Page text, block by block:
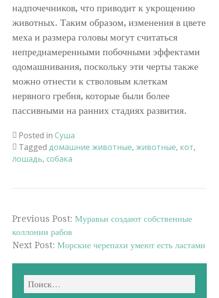
надпочечников, что приводит к укрощению
животных. Таким образом, изменения в цвете
меха и размера головы могут считаться
непреднамеренными побочными эффектами
одомашнивания, поскольку эти черты также
можно отнести к стволовым клеткам
нервного гребня, которые были более
пассивными на ранних стадиях развития.
Posted in Суша
Tagged домашние животные, животные, кот,
лошадь, собака
Previous Post: Муравьи создают собственные
коллонии рабов
Next Post: Морские черепахи умеют есть ластами